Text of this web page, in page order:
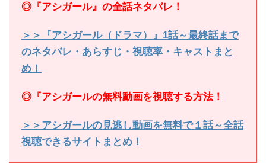
◎『アシガール』の全話ネタバレ！
＞＞『アシガール（ドラマ）』1話～最終話まで
のネタバレ・あらすじ・視聴率・キャストまと
め！
◎『アシガールの無料動画を視聴する方法！
＞＞アシガールの見逃し動画を無料で１話～全話
視聴できるサイトまとめ！